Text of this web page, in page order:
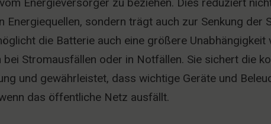
Energiequellen, sondern trägt auch zur Senkung der
die Batterie auch eine größere Unabhängigkeit
bei Stromausfällen oder in Notfällen. Sie sichert die
und gewährleistet, dass wichtige Geräte und
das öffentliche Netz ausfällt.